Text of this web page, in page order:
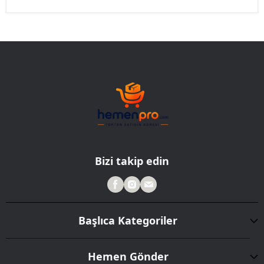
Bizi takip edin
Başlıca Kategoriler
Hemen Gönder